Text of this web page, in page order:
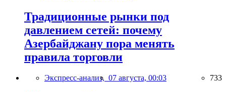
Традиционные рынки под
давлением сетей: почему
Азербайджану пора менять
правила торговли
Экспресс-анализ, 07 августа, 00:03 733